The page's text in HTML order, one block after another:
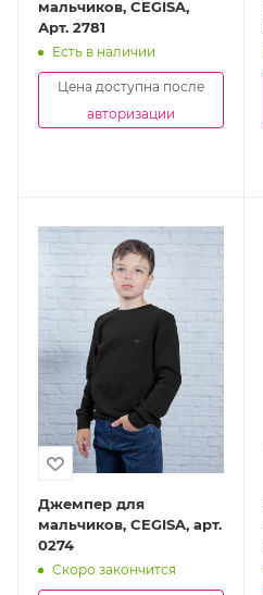
мальчиков, CEGISA,
Арт. 2781
Есть в наличии
Цена доступна после
авторизации
Джемпер для
мальчиков, CEGISA, арт.
0274
Скоро закончится